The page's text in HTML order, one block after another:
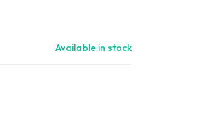
Available in stock